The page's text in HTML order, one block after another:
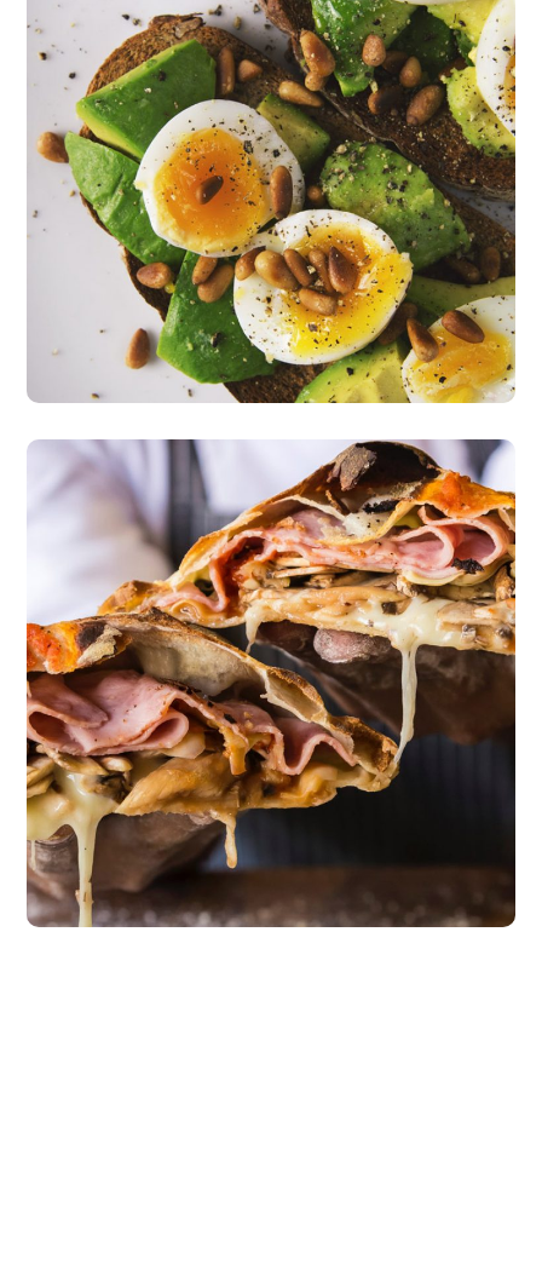
Fresh Salad
vegeterian
Master Class
New Incredible Burger
burgers